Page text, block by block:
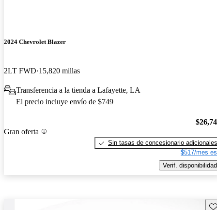
2024 Chevrolet Blazer
2LT FWD 15,820 millas
Transferencia a la tienda a Lafayette, LA
El precio incluye envío de $749
Gran oferta
Sin tasas de concesionario adicionales
$517/mes
Verif. disponibilidad